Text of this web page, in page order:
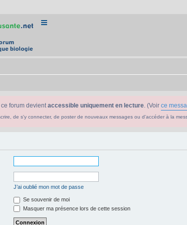
ce forum devientaccessible uniquement en lecture. (Voir ce
de s'y connecter, de poster de nouveaux messages ou d'accéder à la
J’ai oublié mon mot de passe
Se souvenir de moi
Masquer ma présence lors de cette session